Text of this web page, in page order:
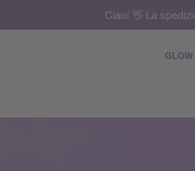
Ciao! 👋 La